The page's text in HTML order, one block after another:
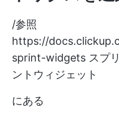
/参照
https://
sprint-widgets スプ
ントウィジェット
にある